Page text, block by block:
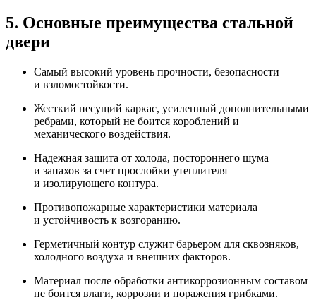
5. Основные преимущества стальной
двери
Самый высокий уровень прочности, безопасности
и взломостойкости.
Жесткий несущий каркас, усиленный дополнительными
ребрами, который не боится короблений и
механического воздействия.
Надежная защита от холода, постороннего шума
и запахов за счет прослойки утеплителя
и изолирующего контура.
Противопожарные характеристики материала
и устойчивость к возгоранию.
Герметичный контур служит барьером для сквозняков,
холодного воздуха и внешних факторов.
Материал после обработки антикоррозионным составом
не боится влаги, коррозии и поражения грибками.